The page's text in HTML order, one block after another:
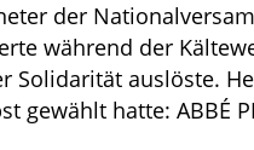
der
während der
Solidarität auslöste.
gewählt hatte: ABBÉ